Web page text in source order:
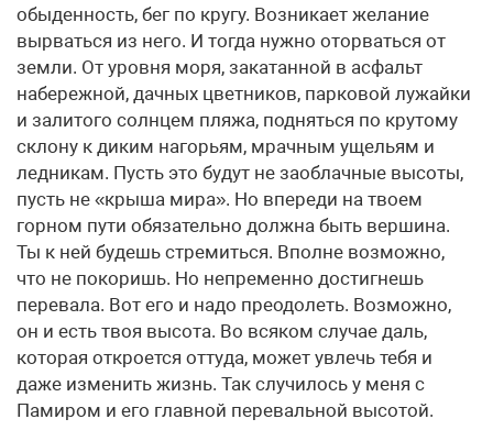
обыденность, бег по кругу. Возникает желание
вырваться из него. И тогда нужно оторваться от
земли. От уровня моря, закатанной в асфальт
набережной, дачных цветников, парковой лужайки
и залитого солнцем пляжа, подняться по крутому
склону к диким нагорьям, мрачным ущельям и
ледникам. Пусть это будут не заоблачные высоты,
пусть не «крыша мира». Но впереди на твоем
горном пути обязательно должна быть вершина.
Ты к ней будешь стремиться. Вполне возможно,
что не покоришь. Но непременно достигнешь
перевала. Вот его и надо преодолеть. Возможно,
он и есть твоя высота. Во всяком случае даль,
которая откроется оттуда, может увлечь тебя и
даже изменить жизнь. Так случилось у меня с
Памиром и его главной перевальной высотой.